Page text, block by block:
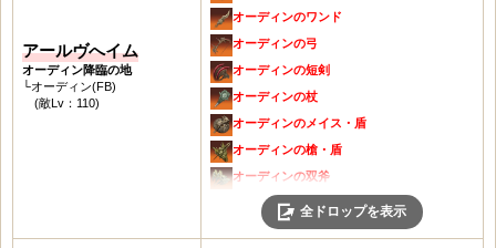
アールヴへイム
オーディン降臨の地
└オーディン(FB)
(敵Lv：110)
オーディンのワンド
オーディンの弓
オーディンの短剣
オーディンの杖
オーディンのメイス・盾
オーディンの槍・盾
オーディンの双斧
ブロックの武器レシピの切れ端
オーディンの知恵の精粋の欠片
全ドロップを表示